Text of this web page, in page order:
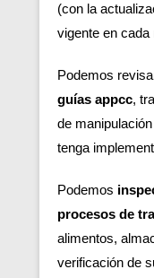
(con la
vigente en cada
Podemos
guías appcc,
de
tenga
Podemos
procesos de
alimentos,
verificación de